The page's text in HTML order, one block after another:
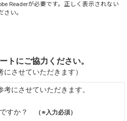
Readerが必要です。正しく表示されない
い。